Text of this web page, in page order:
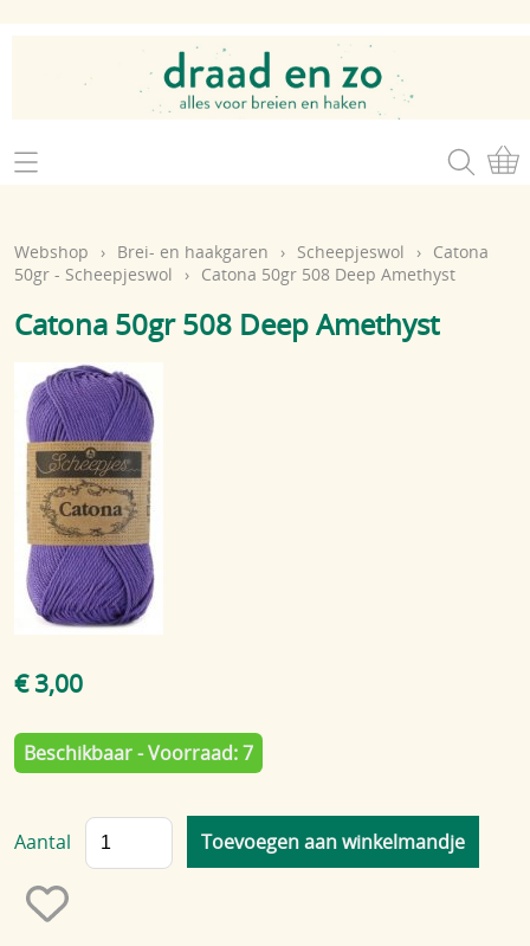
Home
Brei- en haakgaren
Brei- en haakbenodigdheden
Magazines
Cadeaubon
Workshops
Mijn account
Openingsuren
Brei- en haakatelier
Atelier op zondag
Contact
Blog
Webshop › Brei- en haakgaren › Scheepjeswol › Catona
50gr - Scheepjeswol
› Catona 50gr 508 Deep Amethyst
Catona 50gr 508 Deep Amethyst
€ 3,00
Beschikbaar - Voorraad: 7
Aantal